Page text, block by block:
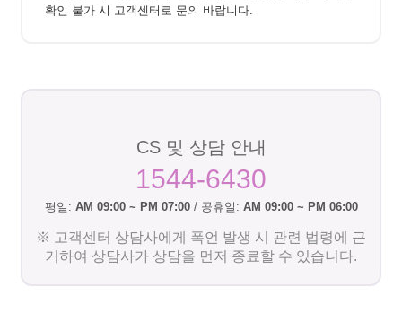
확인 불가 시 고객센터로 문의 바랍니다.
CS 및 상담 안내
1544-6430
평일: AM 09:00 ~ PM 07:00 / 공휴일: AM 09:00 ~ PM 06:00
※ 고객센터 상담사에게 폭언 발생 시 관련 법령에 근
거하여 상담사가 상담을 먼저 종료할 수 있습니다.